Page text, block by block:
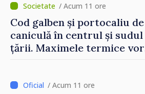
/ Acum 11 ore
Cod galben și portocaliu de
caniculă în centrul și sudul
țării. Maximele termice vor
/ Acum 11 ore